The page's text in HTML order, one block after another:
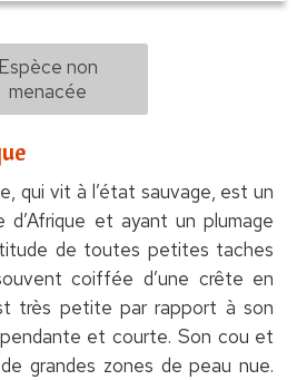
Espèce non
menacée
qui vit à l’état sauvage, est un
d’Afrique et ayant un plumage
de toutes petites taches
coiffée d’une crête en
très petite par rapport à son
et courte. Son cou et
grandes zones de peau nue.